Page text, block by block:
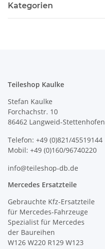
Kategorien
Teileshop Kaulke
Stefan Kaulke
Forchachstr. 10
86462 Langweid-Stettenhofen
Telefon: +49 (0)821/45519144
Mobil: +49 (0)160/96740220
info@teileshop-db.de
Mercedes Ersatzteile
Gebrauchte Kfz-Ersatzteile
für Mercedes-Fahrzeuge
Spezialist für Mercedes
der Baureihen
W126 W220 R129 W123